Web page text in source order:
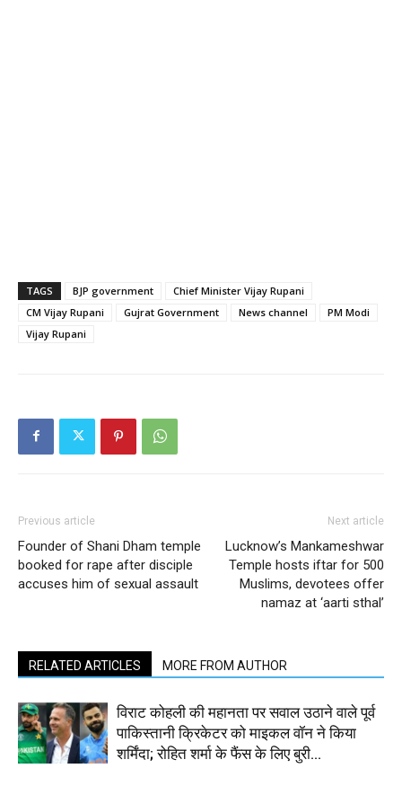
TAGS BJP government
Chief Minister Vijay Rupani
CM Vijay Rupani
Gujrat Government News channel
PM Modi
Vijay Rupani
Previous article
Founder of Shani Dham temple
booked for rape after disciple
accuses him of sexual assault
Next article
Lucknow’s Mankameshwar
Temple hosts iftar for 500
Muslims, devotees offer
namaz at ‘aarti sthal’
RELATED ARTICLES MORE FROM AUTHOR
विराट कोहली की महानता पर सवाल उठाने वाले पूर्व
पाकिस्तानी क्रिकेटर को माइकल वॉन ने किया
शर्मिंदा; रोहित शर्मा के फैंस के लिए बुरी...